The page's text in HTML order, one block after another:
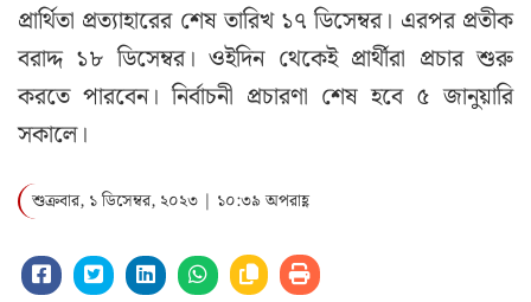
প্রার্থিতা প্রত্যাহারের শেষ তারিখ ১৭ ডিসেম্বর। এরপর প্রতীক
বরাদ্দ ১৮ ডিসেম্বর। ওইদিন থেকেই প্রার্থীরা প্রচার শুরু
করতে পারবেন। নির্বাচনী প্রচারণা শেষ হবে ৫ জানুয়ারি
সকালে।
শুক্রবার, ১ ডিসেম্বর, ২০২৩ | ১০:৩৯ অপরাহ্ণ